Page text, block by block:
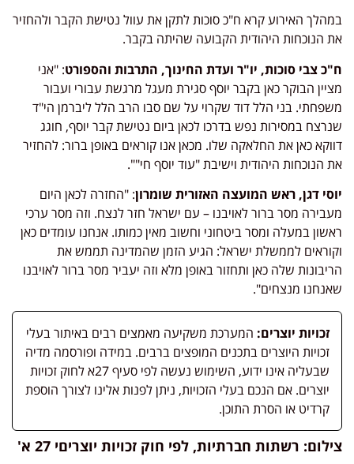
במהלך האירוע קרא ח"כ סוכות לתקן את עוול נטישת הקבר ולהחזיר
את הנוכחות היהודית הקבועה שהיתה בקבר.
ח"כ צבי סוכות, יו"ר ועדת החינוך, התרבות והספורט: "אני
מציין הבוקר כאן בקבר יוסף סגירת מעגל מרגשת עבורי ועבור
משפחתי. בני הלל דוד שקרוי על שם סבו הרב הלל ליברמן הי"ד
שנרצח במסירות נפש בדרכו לכאן ביום נטישת קבר יוסף, חוגג
דווקא כאן את החלאקה שלו. מכאן אנו קוראים באופן ברור: להחזיר
את הנוכחות היהודית וישיבת "עוד יוסף חי"".
יוסי דגן, ראש המועצה האזורית שומרון: "החזרה לכאן היום
מעבירה מסר ברור לאויבנו – עם ישראל חזר לנצח. וזה מסר ערכי
ראשון במעלה ומסר ביטחוני וחשוב מאין כמותו. אנחנו עומדים כאן
וקוראים לממשלת ישראל: הגיע הזמן שהמדינה תממש את
הריבונות שלה כאן ותחזור באופן מלא וזה יעביר מסר ברור לאויבנו
שאנחנו מנצחים".
זכויות יוצרים: המערכת משקיעה מאמצים רבים באיתור בעלי
זכויות היוצרים בתכנים המופצים ברבים. במידה ופורסמה מדיה
שבעליה אינו ידוע, השימוש נעשה לפי סעיף 27א לחוק זכויות
יוצרים. אם הנכם בעלי הזכויות, ניתן לפנות אלינו לצורך הוספת
קרדיט או הסרת התוכן.
צילום: רשתות חברתיות, לפי חוק זכויות יוצריםי 27 א'